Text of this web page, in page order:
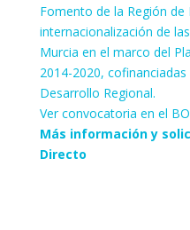
Fomento de la Región de
internacionalización de
Murcia en el marco del
2014-2020,
Desarrollo Regional.
Ver convocatoria en el
Más información y
Directo